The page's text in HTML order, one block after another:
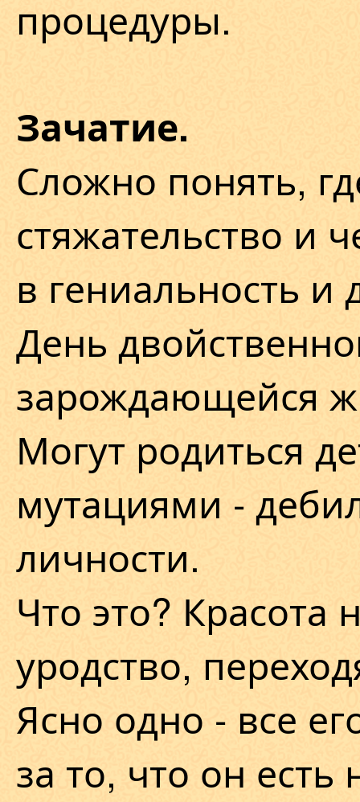
процедуры.
Зачатие.
Сложно понять,
стяжательство и
в гениальность и
День
зарождающейся
Могут родиться
мутациями -
личности.
Что это? Красота
уродство,
Ясно одно - все
за то, что он